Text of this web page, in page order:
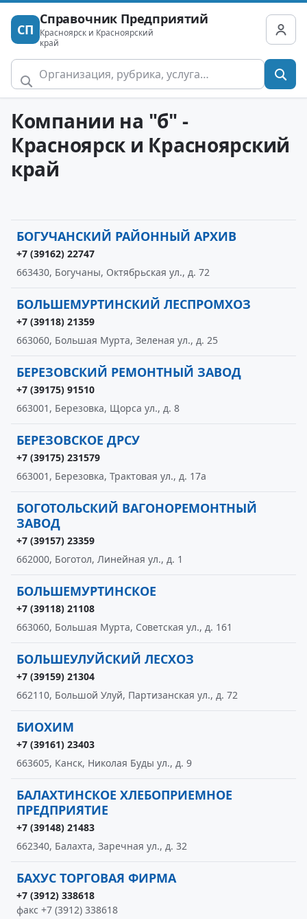
СП
Справочник Предприятий
Красноярск и Красноярский
край
Компании на "б" -
Красноярск и Красноярский
край
БОГУЧАНСКИЙ РАЙОННЫЙ АРХИВ
+7 (39162) 22747
663430, Богучаны, Октябрьская ул., д. 72
БОЛЬШЕМУРТИНСКИЙ ЛЕСПРОМХОЗ
+7 (39118) 21359
663060, Большая Мурта, Зеленая ул., д. 25
БЕРЕЗОВСКИЙ РЕМОНТНЫЙ ЗАВОД
+7 (39175) 91510
663001, Березовка, Щорса ул., д. 8
БЕРЕЗОВСКОЕ ДРСУ
+7 (39175) 231579
663001, Березовка, Трактовая ул., д. 17а
БОГОТОЛЬСКИЙ ВАГОНОРЕМОНТНЫЙ
ЗАВОД
+7 (39157) 23359
662000, Боготол, Линейная ул., д. 1
БОЛЬШЕМУРТИНСКОЕ
+7 (39118) 21108
663060, Большая Мурта, Советская ул., д. 161
БОЛЬШЕУЛУЙСКИЙ ЛЕСХОЗ
+7 (39159) 21304
662110, Большой Улуй, Партизанская ул., д. 72
БИОХИМ
+7 (39161) 23403
663605, Канск, Николая Буды ул., д. 9
БАЛАХТИНСКОЕ ХЛЕБОПРИЕМНОЕ
ПРЕДПРИЯТИЕ
+7 (39148) 21483
662340, Балахта, Заречная ул., д. 32
БАХУС ТОРГОВАЯ ФИРМА
+7 (3912) 338618
факс +7 (3912) 338618